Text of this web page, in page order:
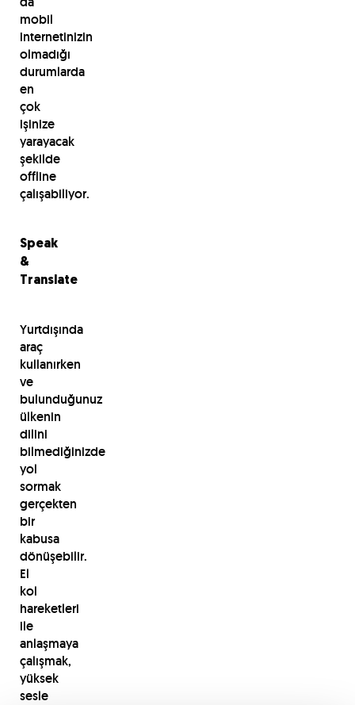
mobil
internetinizin
olmadığı
durumlarda
en
çok
işinize
yarayacak
şekilde
offline
çalışabiliyor.
Speak
&
Translate
Yurtdışında
araç
kullanırken
ve
bulunduğunuz
ülkenin
dilini
bilmediğinizde
yol
sormak
gerçekten
bir
kabusa
dönüşebilir.
El
kol
hareketleri
ile
anlaşmaya
çalışmak,
yüksek
sesle